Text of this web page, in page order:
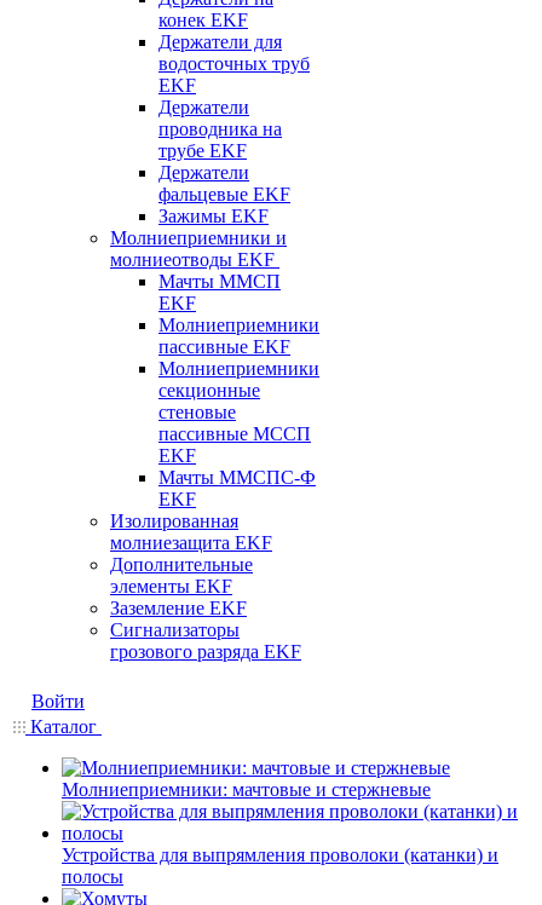
конек EKF
Держатели для
водосточных труб
EKF
Держатели
проводника на
трубе EKF
Держатели
фальцевые EKF
Зажимы EKF
Молниеприемники и
молниеотводы EKF
Мачты ММСП
EKF
Молниеприемники
пассивные EKF
Молниеприемники
секционные
стеновые
пассивные МССП
EKF
Мачты ММСПС-Ф
EKF
Изолированная
молниезащита EKF
Дополнительные
элементы EKF
Заземление EKF
Сигнализаторы
грозового разряда EKF
Войти
Каталог
Молниеприемники: мачтовые и стержневые
Устройства для выпрямления проволоки (катанки) и
полосы